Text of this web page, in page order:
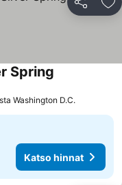
Jaa
Spring
Washington D.C.
Katso hinnat